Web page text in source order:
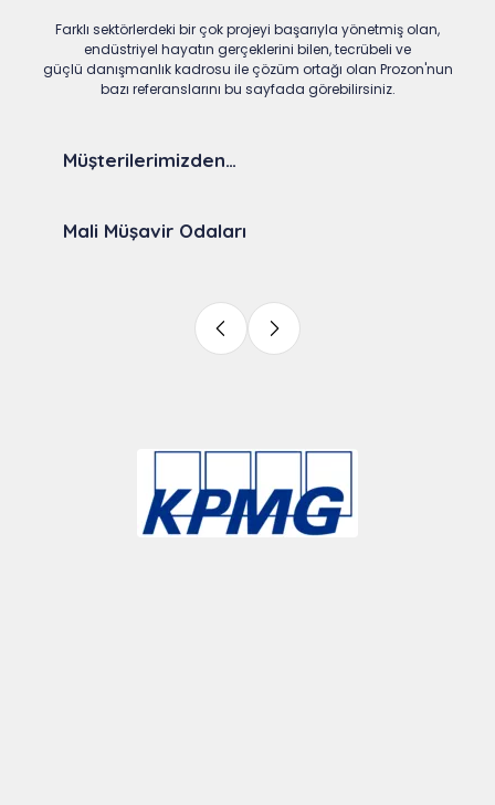
Farklı sektörlerdeki bir çok projeyi başarıyla yönetmiş olan,
endüstriyel hayatın gerçeklerini bilen, tecrübeli ve
güçlü danışmanlık kadrosu ile çözüm ortağı olan Prozon'nun
bazı referanslarını bu sayfada görebilirsiniz.
Müşterilerimizden…
Mali Müşavir Odaları